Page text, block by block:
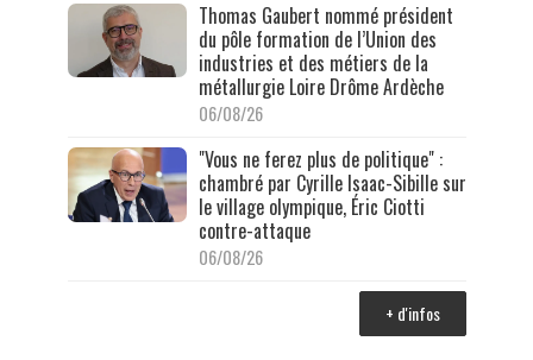
Thomas Gaubert nommé président
du pôle formation de l’Union des
industries et des métiers de la
métallurgie Loire Drôme Ardèche
06/08/26
"Vous ne ferez plus de politique" :
chambré par Cyrille Isaac-Sibille sur
le village olympique, Éric Ciotti
contre-attaque
06/08/26
+ d'infos